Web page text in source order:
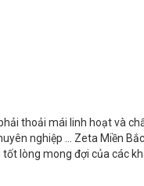
thoải mái linh hoạt và
nghiệp ... Zeta Miền
lòng mong đợi của các